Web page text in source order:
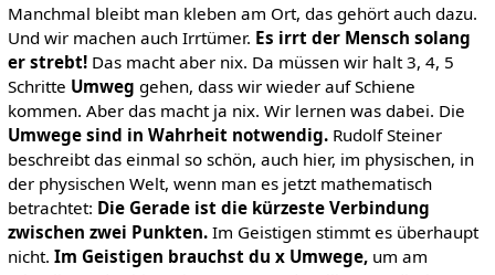
Manchmal bleibt man kleben am Ort, das gehört auch dazu.
Und wir machen auch Irrtümer. Es irrt der Mensch solang
er strebt!Das macht aber nix. Da müssen wir halt 3, 4, 5
Schritte Umweg gehen, dass wir wieder auf Schiene
kommen. Aber das macht ja nix. Wir lernen was dabei. Die
Umwege sind in Wahrheit notwendig.Rudolf Steiner
beschreibt das einmal so schön, auch hier, im physischen, in
der physischen Welt, wenn man es jetzt mathematisch
betrachtet: Die Gerade ist die kürzeste Verbindung
zwischen zwei Punkten.Im Geistigen stimmt es überhaupt
nicht. Im Geistigen brauchst du x Umwege,um am